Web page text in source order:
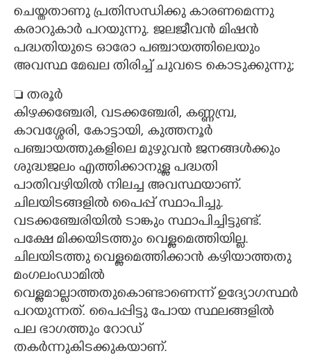
ചെയ്തതാണു പ്രതിസന്ധിക്കു കാരണമെന്നു
കരാറുകാർ പറയുന്നു. ജലജീവൻ മിഷൻ
പദ്ധതിയുടെ ഓരോ പഞ്ചായത്തിലെയും
അവസ്ഥ മേഖല തിരിച്ച് ചുവടെ കൊടുക്കുന്നു;
 തരൂർ
കിഴക്കഞ്ചേരി, വടക്കഞ്ചേരി, കണ്ണമ്പ്ര,
കാവശ്ശേരി, കോട്ടായി, കുത്തനൂർ
പഞ്ചായത്തുകളിലെ മുഴുവൻ ജനങ്ങൾക്കും
ശുദ്ധജലം എത്തിക്കാനുള്ള പദ്ധതി
പാതിവഴിയിൽ നിലച്ച അവസ്ഥയാണ്.
ചിലയിടങ്ങളിൽ പൈപ്പ് സ്ഥാപിച്ചു.
വടക്കഞ്ചേരിയിൽ ടാങ്കും സ്ഥാപിച്ചിട്ടുണ്ട്.
പക്ഷേ മിക്കയിടത്തും വെള്ളമെത്തിയില്ല.
ചിലയിടത്തു വെള്ളമെത്തിക്കാൻ കഴിയാത്തതു
മംഗലംഡാമിൽ
വെള്ളമാല്ലാത്തതുകൊണ്ടാണെന്ന് ഉദ്യോഗസ്ഥർ
പറയുന്നത്. പൈപ്പിട്ടു പോയ സ്ഥലങ്ങളിൽ
പല ഭാഗത്തും റോഡ്
തകർന്നുകിടക്കുകയാണ്.